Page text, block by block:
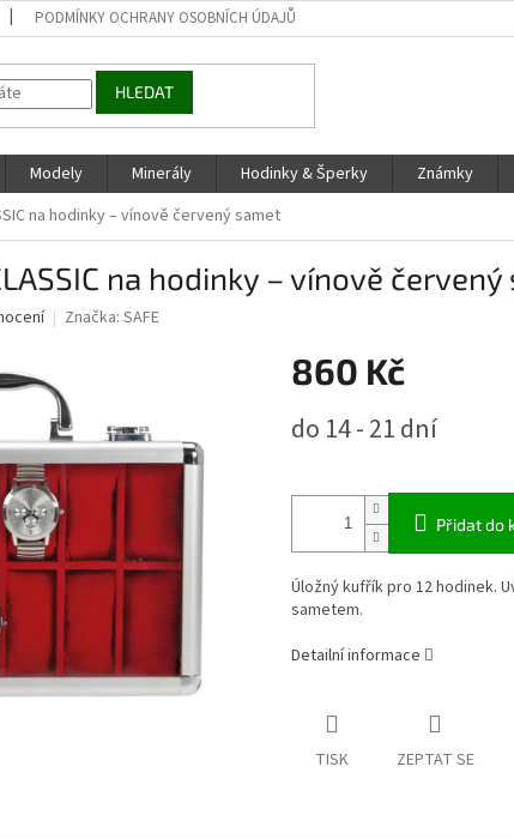
PODMÍNKY OCHRANY OSOBNÍCH ÚDAJŮ
HLEDAT
Modely Minerály Hodinky & Šperky Známky
na hodinky – vínově červený samet
na hodinky – vínově
Značka: SAFE
860 Kč
cena:
do 14 - 21 dní
Přidat do
Úložný kufřík pro 12 hodinek.
sametem.
Detailní informace
TISK ZEPTAT SE